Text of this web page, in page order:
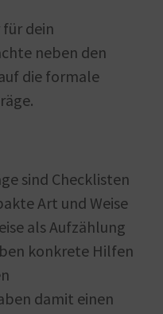
dein
neben den
die formale
sind Checklisten
Art und Weise
als Aufzählung
konkrete Hilfen
damit einen